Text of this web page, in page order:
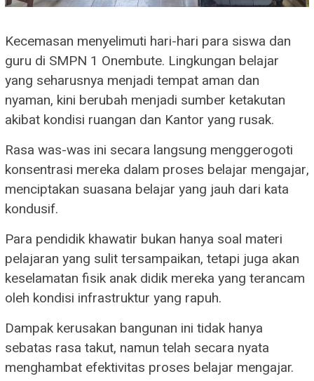
Kecemasan menyelimuti hari-hari para siswa dan
guru di SMPN 1 Onembute. Lingkungan belajar
yang seharusnya menjadi tempat aman dan
nyaman, kini berubah menjadi sumber ketakutan
akibat kondisi ruangan dan Kantor yang rusak.
Rasa was-was ini secara langsung menggerogoti
konsentrasi mereka dalam proses belajar mengajar,
menciptakan suasana belajar yang jauh dari kata
kondusif.
Para pendidik khawatir bukan hanya soal materi
pelajaran yang sulit tersampaikan, tetapi juga akan
keselamatan fisik anak didik mereka yang terancam
oleh kondisi infrastruktur yang rapuh.
Dampak kerusakan bangunan ini tidak hanya
sebatas rasa takut, namun telah secara nyata
menghambat efektivitas proses belajar mengajar.